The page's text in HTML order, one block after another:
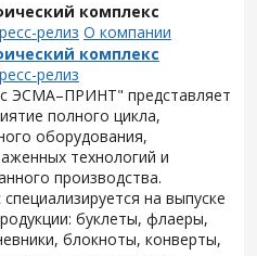
комплекс
релиз О компании
комплекс
релиз
ЭСМА–ПРИНТ" представляет
полного цикла,
оборудования,
технологий и
производства.
на выпуске
буклеты, флаеры,
блокноты, конверты,